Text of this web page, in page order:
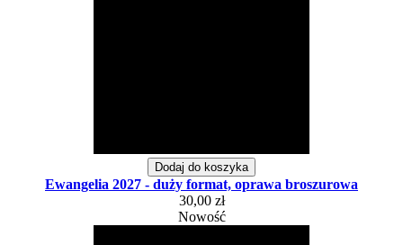
Dodaj do koszyka
Ewangelia 2027 - duży format, oprawa broszurowa
30,00 zł
Nowość